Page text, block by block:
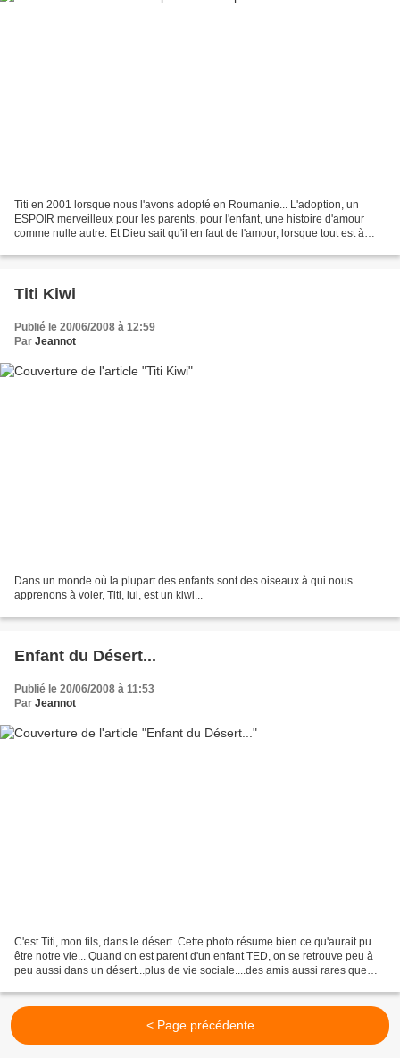
Titi en 2001 lorsque nous l'avons adopté en Roumanie... L'adoption, un
ESPOIR merveilleux pour les parents, pour l'enfant, une histoire d'amour
comme nulle autre. Et Dieu sait qu'il en faut de l'amour, lorsque tout est à
Titi Kiwi
Publié le 20/06/2008 à 12:59
Par Jeannot
Dans un monde où la plupart des enfants sont des oiseaux à qui nous
apprenons à voler, Titi, lui, est un kiwi...
Enfant du Désert...
Publié le 20/06/2008 à 11:53
Par Jeannot
C'est Titi, mon fils, dans le désert. Cette photo résume bien ce qu'aurait pu
être notre vie... Quand on est parent d'un enfant TED, on se retrouve peu à
peu aussi dans un désert...plus de vie sociale....des amis aussi rares que
< Page précédente